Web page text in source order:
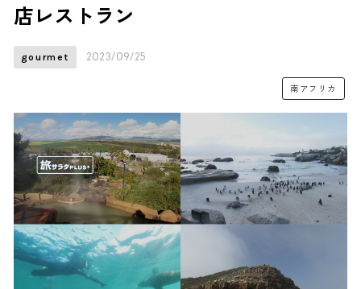
店レストラン
gourmet 2023/09/25
南アフリカ